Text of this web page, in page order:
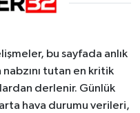
bu sayfada anlık
tutan en kritik
derlenir. Günlük
hava durumu verileri,